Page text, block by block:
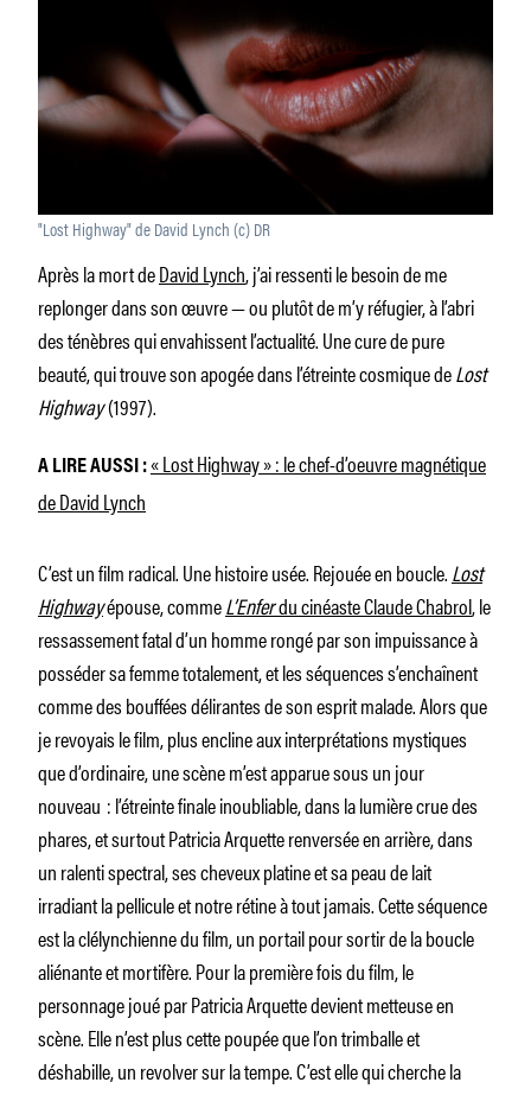
"Lost Highway" de David Lynch (c) DR
Après la mort deDavid Lynch, j’ai ressenti le besoin de me
replonger dans son œuvre — ou plutôt de m’y réfugier, à l’abri
des ténèbres qui envahissent l’actualité. Une cure de pure
beauté, qui trouve son apogée dans l’étreinte cosmique deLost
Highway(1997).
A LIRE AUSSI :« Lost Highway » : le chef-d’oeuvre magnétique
de David Lynch
C’est un film radical. Une histoire usée. Rejouée en boucle.Lost
Highwayépouse, commeL’Enferdu cinéaste Claude Chabrol, le
ressassement fatal d’un homme rongé par son impuissance à
posséder sa femme totalement, et les séquences s’enchaînent
comme des bouffées délirantes de son esprit malade. Alors que
je revoyais le film, plus encline aux interprétations mystiques
que d’ordinaire, une scène m’est apparue sous un jour
nouveau : l’étreinte finale inoubliable, dans la lumière crue des
phares, et surtout Patricia Arquette renversée en arrière, dans
un ralenti spectral, ses cheveux platine et sa peau de lait
irradiant la pellicule et notre rétine à tout jamais. Cette séquence
est la clélynchienne du film, un portail pour sortir de la boucle
aliénante et mortifère. Pour la première fois du film, le
personnage joué par Patricia Arquette devient metteuse en
scène. Elle n’est plus cette poupée que l’on trimballe et
déshabille, un revolver sur la tempe. C’est elle qui cherche la